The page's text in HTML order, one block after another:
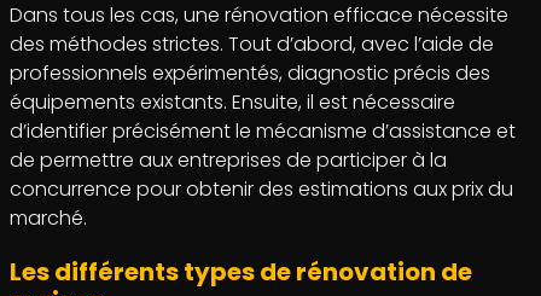
Dans tous les cas, une rénovation efficace nécessite
des méthodes strictes. Tout d’abord, avec l’aide de
professionnels expérimentés, diagnostic précis des
équipements existants. Ensuite, il est nécessaire
d’identifier précisément le mécanisme d’assistance et
de permettre aux entreprises de participer à la
concurrence pour obtenir des estimations aux prix du
marché.
Les différents types de rénovation de